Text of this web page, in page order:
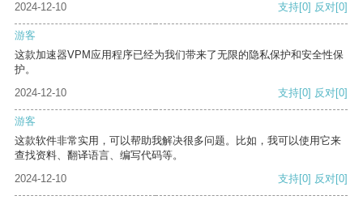
2024-12-10
支持[0] 反对[0]
游客
这款加速器VPM应用程序已经为我们带来了无限的隐私保护和安全性保
护。
2024-12-10
支持[0] 反对[0]
游客
这款软件非常实用，可以帮助我解决很多问题。比如，我可以使用它来
查找资料、翻译语言、编写代码等。
2024-12-10
支持[0] 反对[0]